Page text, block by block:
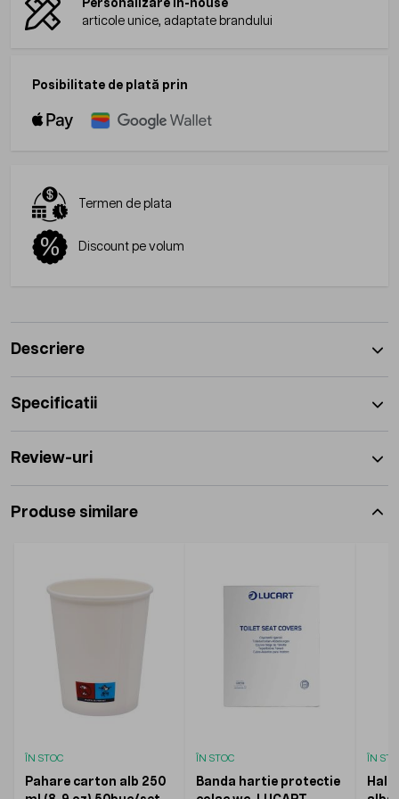
Personalizare in-house
articole unice, adaptate brandului
Posibilitate de plată prin
Termen de plata
Discount pe volum
Descriere
Specificatii
Review-uri
Produse similare
ÎN STOC
Pahare carton alb 250
ÎN STOC
Banda hartie protectie
ÎN